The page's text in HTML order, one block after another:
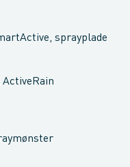
sprayplade